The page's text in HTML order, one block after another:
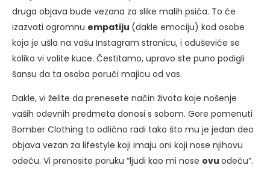
druga objava bude vezana za slike malih psića. To će
izazvati ogromnu empatiju (dakle emociju) kod osobe
koja je ušla na vašu Instagram stranicu, i oduševiće se
koliko vi volite kuce. Čestitamo, upravo ste puno podigli
šansu da ta osoba poruči majicu od vas.
Dakle, vi želite da prenesete način života koje nošenje
vaših odevnih predmeta donosi s sobom. Gore pomenuti
Bomber Clothing to odlično radi tako što mu je jedan deo
objava vezan za lifestyle koji imaju oni koji nose njihovu
odeću. Vi prenosite poruku “ljudi kao mi nose ovu odeću”.